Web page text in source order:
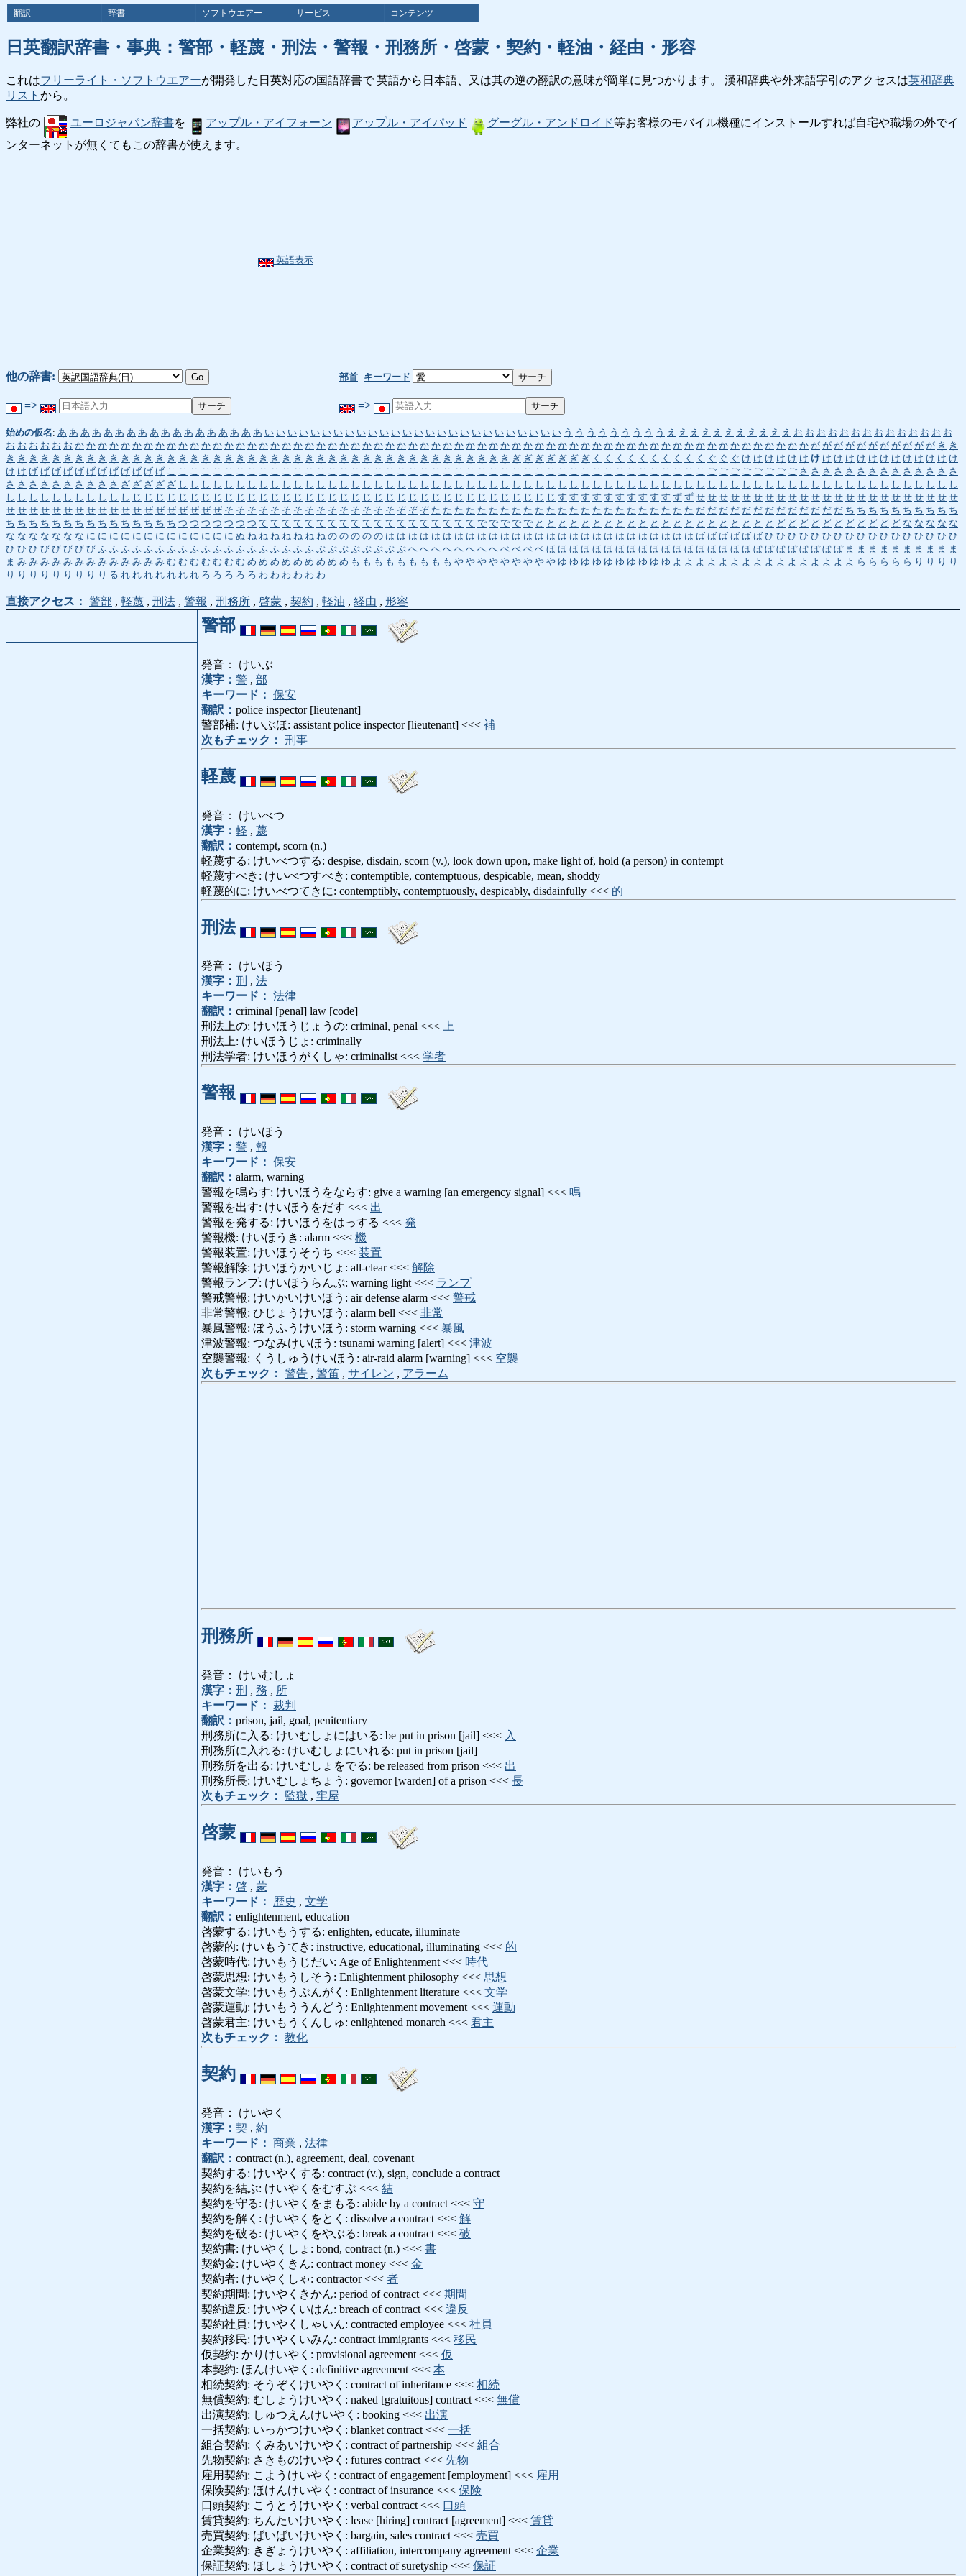
翻訳 辞書 ソフトウエアー サービス コンテンツ
日英翻訳辞書・事典：警部・軽蔑・刑法・警報・刑務所・啓蒙・契約・軽油・経由・形容
これはフリーライト・ソフトウエアーが開発した日英対応の国語辞書で 英語から日本語、又は其の逆の翻訳の意味が簡単に見つかります。 漢和辞典や外来語字引のアクセスは英和辞典
リスト から。
弊社の ユーロジャパン辞書を アップル・アイフォーン アップル・アイパッド グーグル・アンドロイド等お客様のモバイル機種にインストールすれば自宅や職場の外でイ
ンターネットが無くてもこの辞書が使えます。
英語表示
他の辞書: 部首 キーワード
=> =>
始めの仮名: あ あ あ あ あ あ あ あ あ あ あ あ あ あ あ あ あ あ い い い い い い い い い い い い い い い い い い い い い い い い い い う う う う う う う う う え え え え え え え え え え え お お お お お お お お お お お お お お
お お お お お お か か か か か か か か か か か か か か か か か か か か か か か か か か か か か か か か か か か か か か か か か か か か か か か か か か か か か か か か か か か か か か か か が が が が が が が が が が が き き
き き き き き き き き き き き き き き き き き き き き き き き き き き き き き き き き き き き き き き き き き き き き ぎ ぎ ぎ ぎ ぎ ぎ ぎ く く く く く く く く く く ぐ ぐ ぐ け け け け け け け け け け け け け け け け け け け
け け げ げ げ げ げ げ げ げ げ げ げ げ こ こ こ こ こ こ こ こ こ こ こ こ こ こ こ こ こ こ こ こ こ こ こ こ こ こ こ こ こ こ こ こ こ こ こ こ こ こ こ こ こ こ こ こ こ こ こ ご ご ご ご ご ご ご ご さ さ さ さ さ さ さ さ さ さ さ さ さ さ
さ さ さ さ さ さ さ さ さ さ ざ ざ ざ ざ ざ し し し し し し し し し し し し し し し し し し し し し し し し し し し し し し し し し し し し し し し し し し し し し し し し し し し し し し し し し し し し し し し し し し し し
し し し し し し し し し し し じ じ じ じ じ じ じ じ じ じ じ じ じ じ じ じ じ じ じ じ じ じ じ じ じ じ じ じ じ じ じ じ じ じ じ じ じ す す す す す す す す す す ず ず せ せ せ せ せ せ せ せ せ せ せ せ せ せ せ せ せ せ せ せ せ せ せ
せ せ せ せ せ せ せ せ せ せ せ せ ぜ ぜ ぜ ぜ ぜ ぜ ぜ そ そ そ そ そ そ そ そ そ そ そ そ そ そ そ ぞ ぞ ぞ た た た た た た た た た た た た た た た た た た た た た た た だ だ だ だ だ だ だ だ だ だ だ だ だ ち ち ち ち ち ち ち ち ち ち
ち ち ち ち ち ち ち ち ち ち ち ち ち ち ち つ つ つ つ つ つ つ て て て て て て て て て て て て て て て て て て て で で で で で と と と と と と と と と と と と と と と と と と と と と ど ど ど ど ど ど ど ど ど ど ど な な な な な
な な な な な な な に に に に に に に に に に に に に ぬ ね ね ね ね ね ね ね の の の の の は は は は は は は は は は は は は は は は は は は は は は は は は は は ば ば ば ば ば ば ひ ひ ひ ひ ひ ひ ひ ひ ひ ひ ひ ひ ひ ひ ひ ひ ひ
ひ ひ ひ び び び び び ふ ふ ふ ふ ふ ふ ふ ふ ふ ふ ふ ふ ふ ふ ふ ふ ふ ふ ふ ぶ ぶ ぶ ぶ ぶ ぶ ぶ ぶ へ へ へ へ へ へ へ へ べ べ べ ぺ ほ ほ ほ ほ ほ ほ ほ ほ ほ ほ ほ ほ ほ ほ ほ ほ ほ ほ ぼ ぼ ぼ ぼ ぼ ぼ ぼ ぼ ま ま ま ま ま ま ま ま ま ま
ま み み み み み み み み み み み み み む む む む む む む め め め め め め め め め も も も も も も も も も や や や や や や や や や ゆ ゆ ゆ ゆ ゆ ゆ ゆ ゆ ゆ ゆ よ よ よ よ よ よ よ よ よ よ よ よ よ よ よ よ ら ら ら ら ら り り り り
り り り り り り り り り る れ れ れ れ れ れ れ ろ ろ ろ ろ ろ わ わ わ わ わ わ
直接アクセス： 警部 , 軽蔑 , 刑法 , 警報 , 刑務所 , 啓蒙 , 契約 , 軽油 , 経由 , 形容
警部
発音： けいぶ
漢字： 警 , 部
キーワード： 保安
翻訳： police inspector [lieutenant]
警部補: けいぶほ: assistant police inspector [lieutenant] <<< 補
次もチェック： 刑事
軽蔑
発音： けいべつ
漢字： 軽 , 蔑
翻訳： contempt, scorn (n.)
軽蔑する: けいべつする: despise, disdain, scorn (v.), look down upon, make light of, hold (a person) in contempt
軽蔑すべき: けいべつすべき: contemptible, contemptuous, despicable, mean, shoddy
軽蔑的に: けいべつてきに: contemptibly, contemptuously, despicably, disdainfully <<< 的
刑法
発音： けいほう
漢字： 刑 , 法
キーワード： 法律
翻訳： criminal [penal] law [code]
刑法上の: けいほうじょうの: criminal, penal <<< 上
刑法上: けいほうじょ: criminally
刑法学者: けいほうがくしゃ: criminalist <<< 学者
警報
発音： けいほう
漢字： 警 , 報
キーワード： 保安
翻訳： alarm, warning
警報を鳴らす: けいほうをならす: give a warning [an emergency signal] <<< 鳴
警報を出す: けいほうをだす <<< 出
警報を発する: けいほうをはっする <<< 発
警報機: けいほうき: alarm <<< 機
警報装置: けいほうそうち <<< 装置
警報解除: けいほうかいじょ: all-clear <<< 解除
警報ランプ: けいほうらんぷ: warning light <<< ランプ
警戒警報: けいかいけいほう: air defense alarm <<< 警戒
非常警報: ひじょうけいほう: alarm bell <<< 非常
暴風警報: ぼうふうけいほう: storm warning <<< 暴風
津波警報: つなみけいほう: tsunami warning [alert] <<< 津波
空襲警報: くうしゅうけいほう: air-raid alarm [warning] <<< 空襲
次もチェック： 警告 , 警笛 , サイレン , アラーム
刑務所
発音： けいむしょ
漢字： 刑 , 務 , 所
キーワード：
裁判
翻訳： prison, jail, goal, penitentiary
刑務所に入る: けいむしょにはいる: be put in prison [jail] <<< 入
刑務所に入れる: けいむしょにいれる: put in prison [jail]
刑務所を出る: けいむしょをでる: be released from prison <<< 出
刑務所長: けいむしょちょう: governor [warden] of a prison <<< 長
次もチェック：
監獄 , 牢屋
啓蒙
発音： けいもう
漢字： 啓 , 蒙
キーワード：
歴史 , 文学
翻訳： enlightenment, education
啓蒙する: けいもうする: enlighten, educate, illuminate
啓蒙的: けいもうてき: instructive, educational, illuminating <<< 的
啓蒙時代: けいもうじだい: Age of Enlightenment <<< 時代
啓蒙思想: けいもうしそう: Enlightenment philosophy <<< 思想
啓蒙文学: けいもうぶんがく: Enlightenment literature <<< 文学
啓蒙運動: けいもううんどう: Enlightenment movement <<< 運動
啓蒙君主: けいもうくんしゅ: enlightened monarch <<< 君主
次もチェック： 教化
契約
発音： けいやく
漢字： 契 , 約
キーワード： 商業 , 法律
翻訳： contract (n.), agreement, deal, covenant
契約する: けいやくする: contract (v.), sign, conclude a contract
契約を結ぶ: けいやくをむすぶ <<< 結
契約を守る: けいやくをまもる: abide by a contract <<< 守
契約を解く: けいやくをとく: dissolve a contract <<< 解
契約を破る: けいやくをやぶる: break a contract <<< 破
契約書: けいやくしょ: bond, contract (n.) <<< 書
契約金: けいやくきん: contract money <<< 金
契約者: けいやくしゃ: contractor <<< 者
契約期間: けいやくきかん: period of contract <<< 期間
契約違反: けいやくいはん: breach of contract <<< 違反
契約社員: けいやくしゃいん: contracted employee <<< 社員
契約移民: けいやくいみん: contract immigrants <<< 移民
仮契約: かりけいやく: provisional agreement <<< 仮
本契約: ほんけいやく: definitive agreement <<< 本
相続契約: そうぞくけいやく: contract of inheritance <<< 相続
無償契約: むしょうけいやく: naked [gratuitous] contract <<< 無償
出演契約: しゅつえんけいやく: booking <<< 出演
一括契約: いっかつけいやく: blanket contract <<< 一括
組合契約: くみあいけいやく: contract of partnership <<< 組合
先物契約: さきものけいやく: futures contract <<< 先物
雇用契約: こようけいやく: contract of engagement [employment] <<< 雇用
保険契約: ほけんけいやく: contract of insurance <<< 保険
口頭契約: こうとうけいやく: verbal contract <<< 口頭
賃貸契約: ちんたいけいやく: lease [hiring] contract [agreement] <<< 賃貸
売買契約: ばいばいけいやく: bargain, sales contract <<< 売買
企業契約: きぎょうけいやく: affiliation, intercompany agreement <<< 企業
保証契約: ほしょうけいやく: contract of suretyship <<< 保証